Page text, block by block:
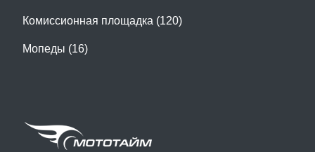
Комиссионная площадка (120)
Мопеды (16)